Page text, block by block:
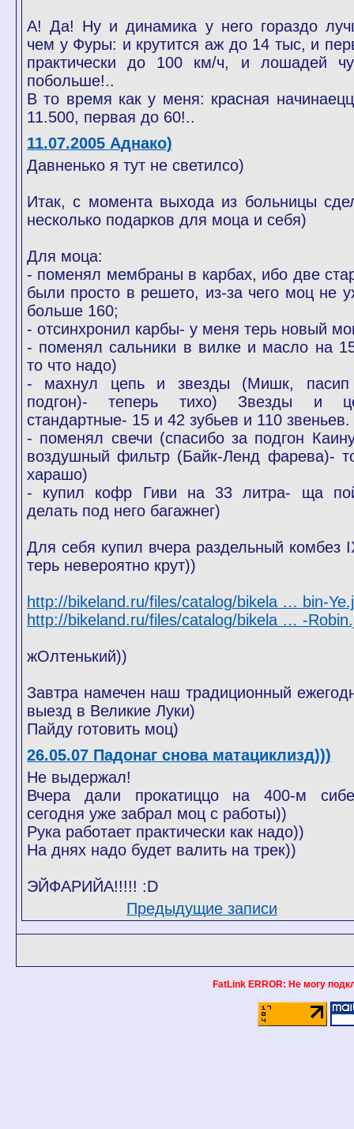
А! Да! Ну и динамика у него гораздо
чем у Фуры: и крутится аж до 14 тыс, и
практически до 100 км/ч, и лошадей
побольше!..
В то время как у меня: красная
11.500, первая до 60!..
11.07.2005 Аднако)
Давненько я тут не светилсо)
Итак, с момента выхода из больницы
несколько подарков для моца и себя)
Для моца:
- поменял мембраны в карбах, ибо две
были просто в решето, из-за чего моц не
больше 160;
- отсинхронил карбы- у меня терь новый
- поменял сальники в вилке и масло на
то что надо)
- махнул цепь и звезды (Мишк, пасип
подгон)- теперь тихо) Звезды и
стандартные- 15 и 42 зубьев и 110 звеньев.
- поменял свечи (спасибо за подгон
воздушный фильтр (Байк-Ленд фарева)-
харашо)
- купил кофр Гиви на 33 литра- ща
делать под него багажнег)
Для себя купил вчера раздельный комбез
терь невероятно крут))
http://bikeland.ru/files/catalog/bikela … bin-
http://bikeland.ru/files/catalog/bikela … -
жОлтенький))
Завтра намечен наш традиционный
выезд в Великие Луки)
Пайду готовить моц)
26.05.07 Падонаг снова матациклизд)))
Не выдержал!
Вчера дали прокатиццо на 400-м
сегодня уже забрал моц с работы))
Рука работает практически как надо))
На днях надо будет валить на трек))
ЭЙФАРИЙА!!!!! :D
Предыдущие записи
FatLink ERROR: Не могу